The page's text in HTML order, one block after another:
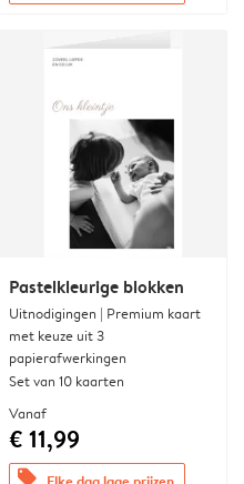
Pastelkleurige blokken
Uitnodigingen | Premium kaart
met keuze uit 3
papierafwerkingen
Set van 10 kaarten
Vanaf
€ 11,99
offers